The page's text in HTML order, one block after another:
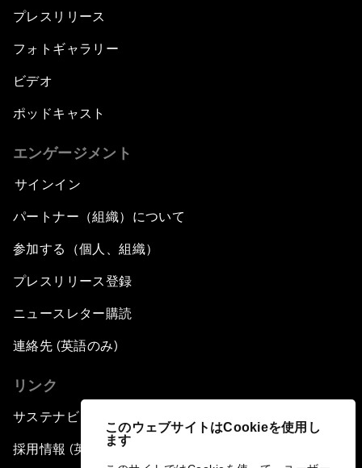
このウェブサイトはCookieを使用し
ます
プレスリリース
フォトギャラリー
ビデオ
ポッドキャスト
エンゲージメント
サインイン
パートナー（組織）について
参加する（個人、組織）
プレスリリース登録
ニュースレター購読
連絡先 (英語のみ)
リンク
サステナビリティへの取り組み
採用情報 (英語のみ)